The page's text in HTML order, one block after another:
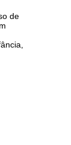
de